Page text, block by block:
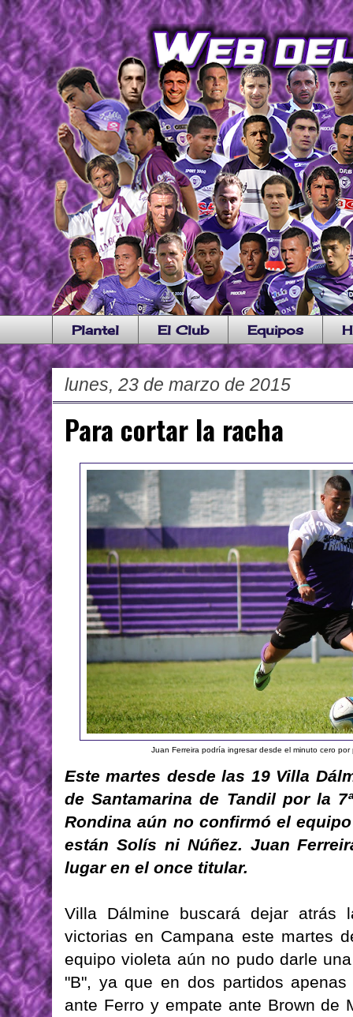
Plantel El Club Equipos
lunes, 23 de marzo de 2015
Para cortar la racha
Juan Ferreira podría ingresar desde el minuto cero
Este martes desde las 19 Villa
de Santamarina de Tandil por la
Rondina aún no confirmó el
están Solís ni Núñez. Juan
lugar en el once titular.
Villa Dálmine buscará dejar
victorias en Campana este martes
equipo violeta aún no pudo darle
"B", ya que en dos partidos
ante Ferro y empate ante Brown de